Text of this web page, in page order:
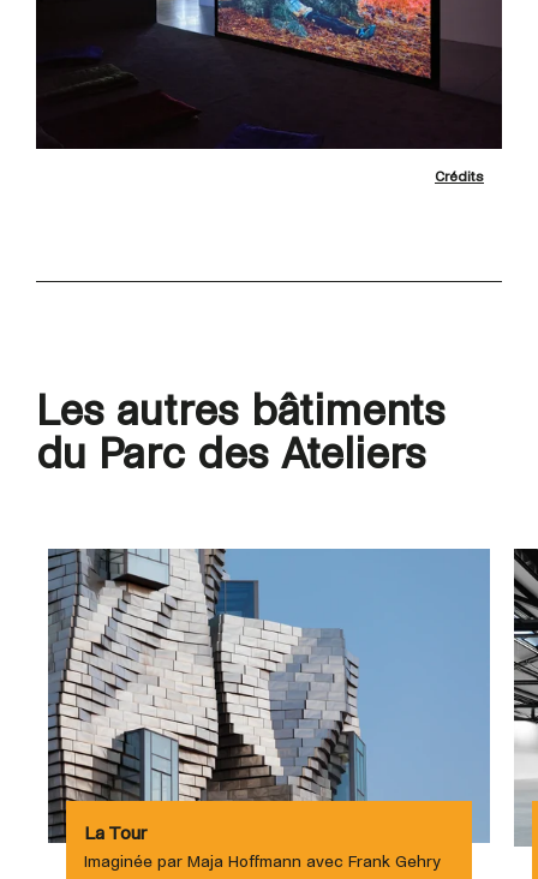
Crédits
Les autres bâtiments
du Parc des Ateliers
La Tour
Imaginée par Maja Hoffmann avec Frank Gehry